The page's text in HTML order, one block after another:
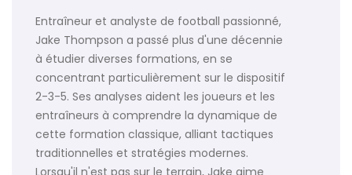
Entraîneur et analyste de football passionné,
Jake Thompson a passé plus d'une décennie
à étudier diverses formations, en se
concentrant particulièrement sur le dispositif
2-3-5. Ses analyses aident les joueurs et les
entraîneurs à comprendre la dynamique de
cette formation classique, alliant tactiques
traditionnelles et stratégies modernes.